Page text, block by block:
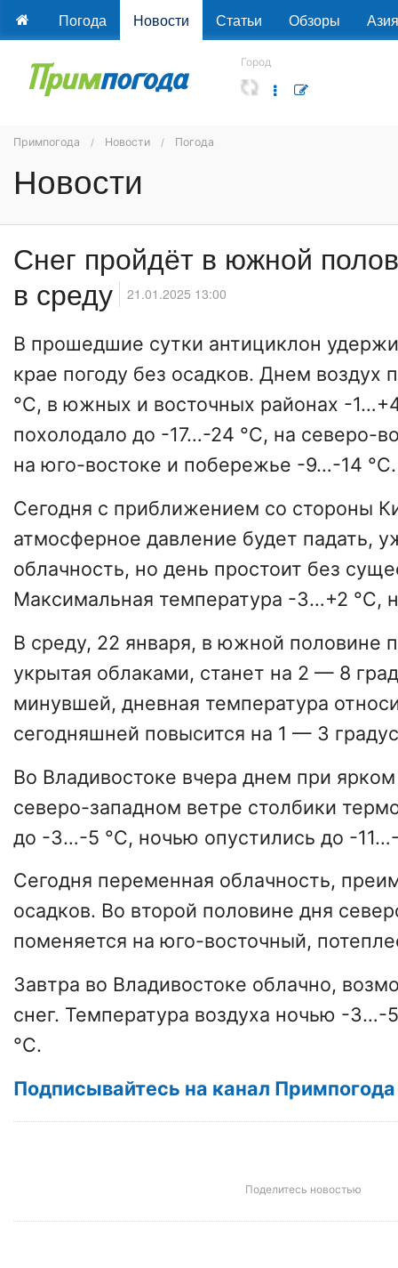
Погода Новости Статьи Обзоры Азия
Город
Примпогода Новости Погода
Новости
Снег пройдёт в южной
в среду
21.01.2025 13:00
В прошедшие сутки антициклон
крае погоду без осадков. Днем воздух
°С, в южных и восточных районах -
похолодало до -17…-24 °С, на северо-
на юго-востоке и побережье -9…-14 °С.
Сегодня с приближением со стороны
атмосферное давление будет падать,
облачность, но день простоит без
Максимальная температура -3…+2 °С,
В среду, 22 января, в южной половине
укрытая облаками, станет на 2 — 8
минувшей, дневная температура
сегодняшней повысится на 1 — 3
Во Владивостоке вчера днем при
северо-западном ветре столбики
до -3…-5 °С, ночью опустились до -
Сегодня переменная облачность,
осадков. Во второй половине дня
поменяется на юго-восточный,
Завтра во Владивостоке облачно,
снег. Температура воздуха ночью -3…-
°С.
Подписывайтесь на канал
Поделитесь новостью